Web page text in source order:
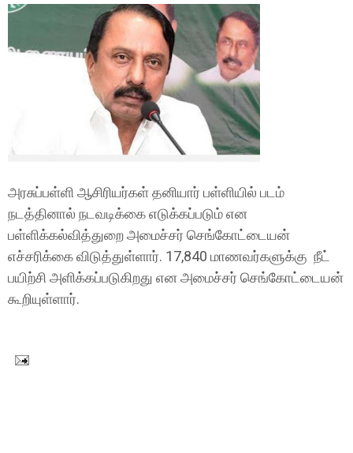
அரசுப்பள்ளி ஆசிரியர்கள் தனியார் பள்ளியில் படம்
நடத்தினால் நடவடிக்கை எடுக்கப்படும் என
பள்ளிக்கல்வித்துறை அமைச்சர் செங்கோட்டையன்
எச்சரிக்கை விடுத்துள்ளார். 17,840 மாணவர்களுக்கு நீட்
பயிற்சி அளிக்கப்படுகிறது என அமைச்சர் செங்கோட்டையன்
கூறியுள்ளார்.